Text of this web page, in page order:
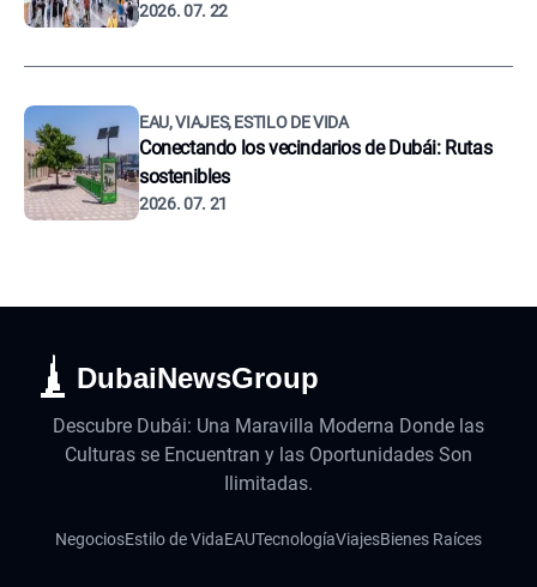
2026. 07. 22
EAU, VIAJES, ESTILO DE VIDA
Conectando los vecindarios de Dubái: Rutas
sostenibles
2026. 07. 21
DubaiNewsGroup
Descubre Dubái: Una Maravilla Moderna Donde las
Culturas se Encuentran y las Oportunidades Son
Ilimitadas.
NegociosEstilo de VidaEAUTecnologíaViajesBienes Raíces